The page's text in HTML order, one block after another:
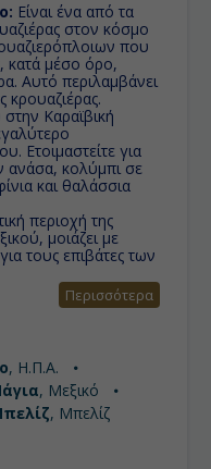
Είναι ένα από τα
στον κόσμο
που
κατά μέσο όρο,
Αυτό περιλαμβάνει
κρουαζιέρας.
Καραϊβική
Ετοιμαστείτε για
ανάσα, κολύμπι σε
και θαλάσσια
περιοχή της
μοιάζει με
τους επιβάτες των
των νησιών της
της
77 τετ.
το
τουρισμό με
υπήρξαν
στην ιστορία του,
ένα
Περισσότερα
, Η.Π.Α.
, Μεξικό
, Μπελίζ